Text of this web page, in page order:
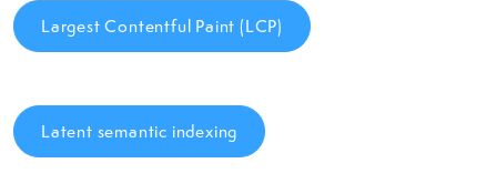
Largest Contentful Paint (LCP)
Latent semantic indexing